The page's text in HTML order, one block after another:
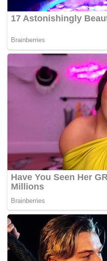
Dalam sidang akhbar itu,